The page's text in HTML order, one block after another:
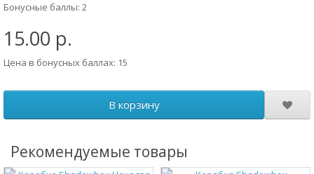
Бонусные баллы: 2
15.00 р.
Цена в бонусных баллах: 15
В корзину
Рекомендуемые товары